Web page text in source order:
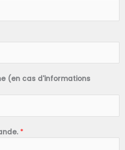
(en cas d'informations
*